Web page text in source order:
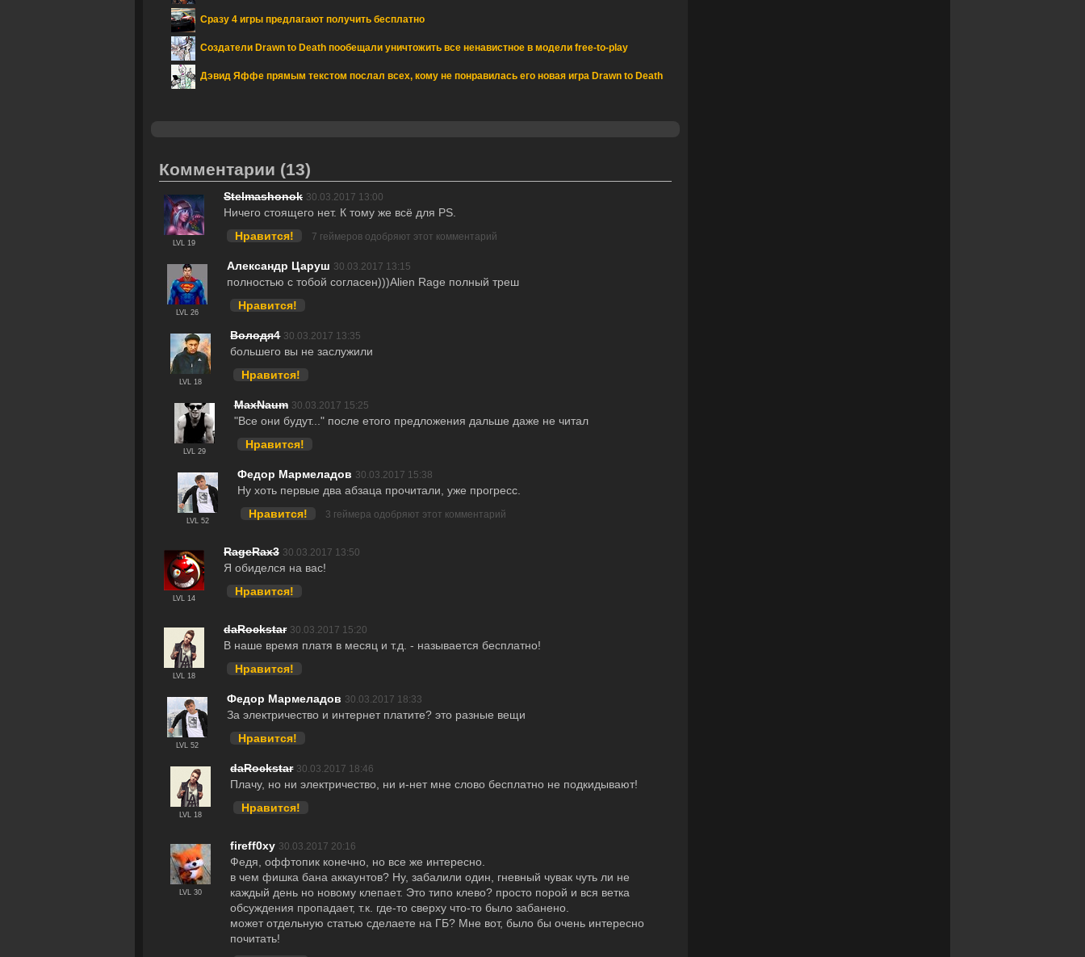
Сразу 4 игры предлагают получить бесплатно
Создатели Drawn to Death пообещали уничтожить все ненавистное в модели free-to-play
Дэвид Яффе прямым текстом послал всех, кому не понравилась его новая игра Drawn to Death
Комментарии (13)
LVL 19
Stelmashonok 30.03.2017 13:00
Ничего стоящего нет. К тому же всё для РS.
Нравится!
7 геймеров одобряют этот комментарий
LVL 26
Александр Царуш 30.03.2017 13:15
полностью с тобой согласен)))Alien Rage полный треш
Нравится!
LVL 18
Володя4 30.03.2017 13:35
большего вы не заслужили
Нравится!
LVL 29
MaxNaum 30.03.2017 15:25
"Все они будут..." после етого предложения дальше даже не читал
Нравится!
LVL 52
Федор Мармеладов 30.03.2017 15:38
Ну хоть первые два абзаца прочитали, уже прогресс.
Нравится!
3 геймера одобряют этот комментарий
LVL 14
RageRax3 30.03.2017 13:50
Я обиделся на вас!
Нравится!
LVL 18
daRockstar 30.03.2017 15:20
В наше время платя в месяц и т.д. - называется бесплатно!
Нравится!
LVL 52
Федор Мармеладов 30.03.2017 18:33
За электричество и интернет платите? это разные вещи
Нравится!
LVL 18
daRockstar 30.03.2017 18:46
Плачу, но ни электричество, ни и-нет мне слово бесплатно не подкидывают!
Нравится!
LVL 30
fireff0xy 30.03.2017 20:16
Федя, оффтопик конечно, но все же интересно.
в чем фишка бана аккаунтов? Ну, забалили один, гневный чувак чуть ли не
каждый день но новому клепает. Это типо клево? просто порой и вся ветка
обсуждения пропадает, т.к. где-то сверху что-то было забанено.
может отдельную статью сделаете на ГБ? Мне вот, было бы очень интересно
почитать!